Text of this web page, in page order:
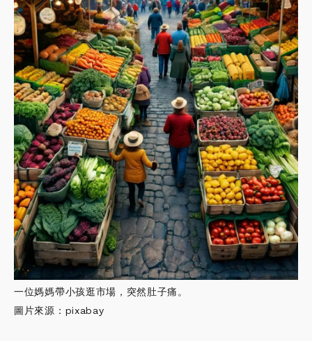
一位媽媽帶小孩逛市場，突然肚子痛。
圖片來源：pixabay